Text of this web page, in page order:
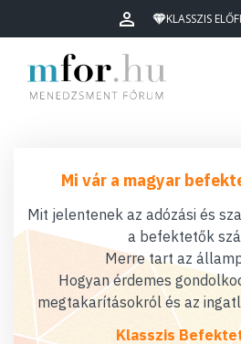
KLASSZIS
Mi vár a magyar
Mit jelentenek az adózási és
a befektetők
Merre tart az
Hogyan érdemes
megtakarításokról és az
Klasszis